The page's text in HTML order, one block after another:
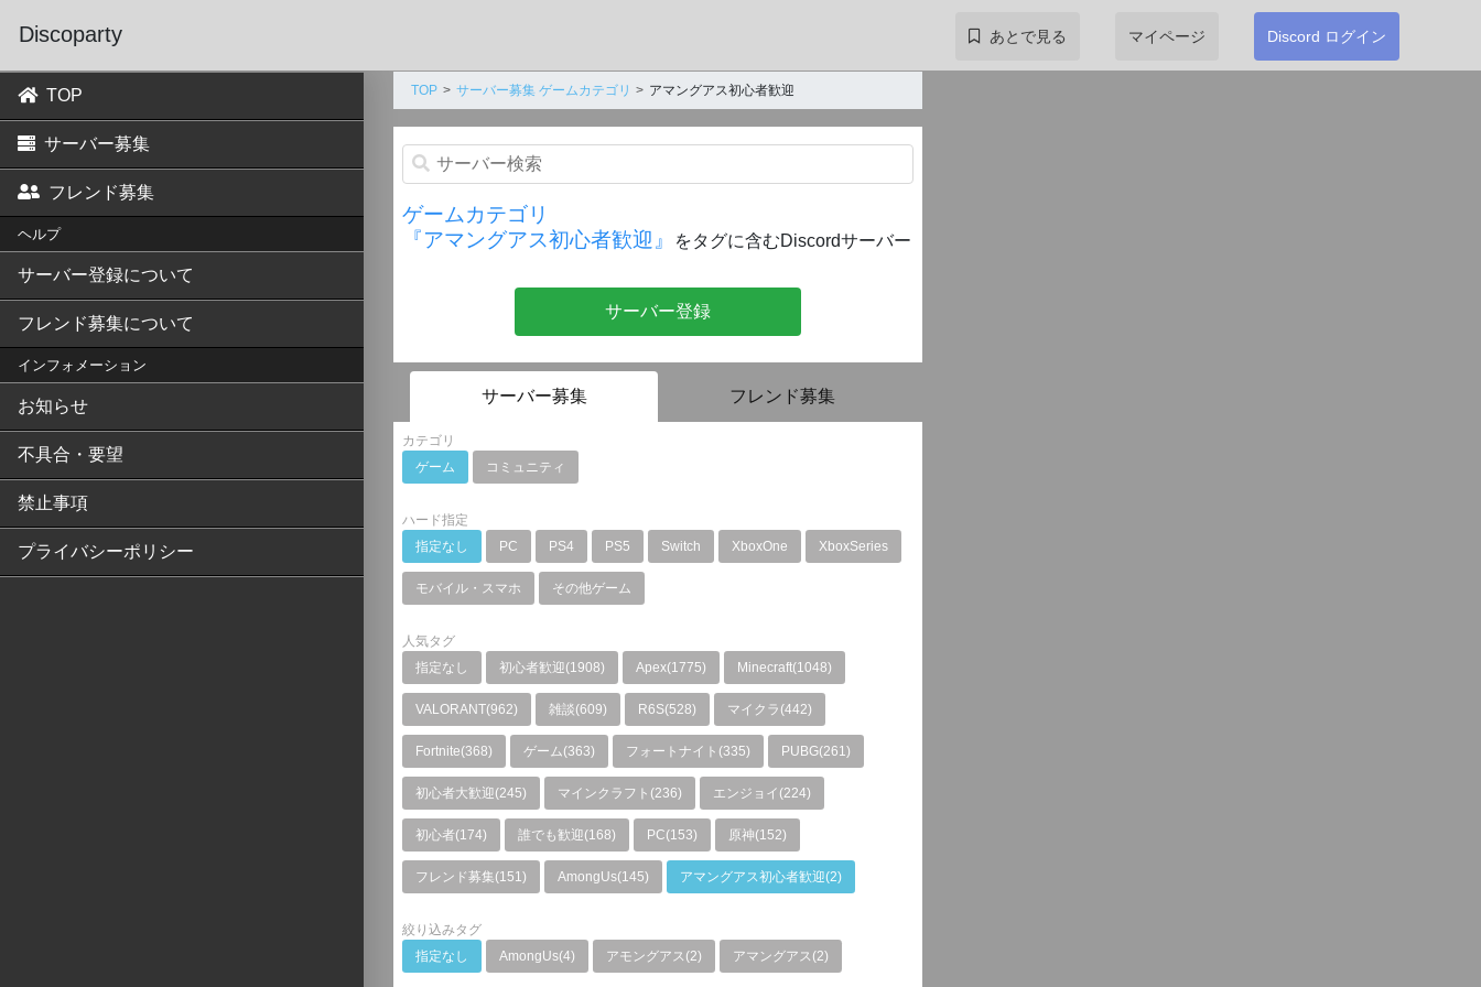
Discoparty あとで見る マイページ Discord ログイン
TOP
サーバー募集
フレンド募集
ヘルプ
サーバー登録について
フレンド募集について
インフォメーション
お知らせ
不具合・要望
禁止事項
プライバシーポリシー
TOP サーバー募集 ゲームカテゴリ アマングアスㅤ初心者歓迎
ゲームカテゴリ
『アマングアスㅤ初心者歓迎』
をタグに含むDiscordサーバー
サーバー登録
サーバー募集 フレンド募集
カテゴリ
ゲーム
コミュニティ
ハード指定
指定なし
PC PS4 PS5 Switch XboxOne XboxSeries
モバイル・スマホ その他ゲーム
人気タグ
指定なし
初心者歓迎(1908) Apex(1775) Minecraft(1048)
VALORANT(962) 雑談(609) R6S(528) マイクラ(442)
Fortnite(368) ゲーム(363) フォートナイト(335) PUBG(261)
初心者大歓迎(245) マインクラフト(236) エンジョイ(224)
初心者(174) 誰でも歓迎(168) PC(153) 原神(152)
フレンド募集(151) AmongUs(145) アマングアスㅤ初心者歓迎(2)
絞り込みタグ
指定なし
AmongUs(4) アモングアス(2) アマングアス(2)